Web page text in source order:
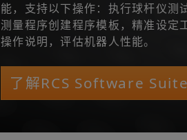
能，支持以下操作：执行球杆仪测
测量程序创建程序模板，精准设定
操作说明，评估机器人性能。
了解RCS Software Suite